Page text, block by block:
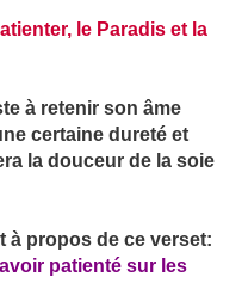
le Paradis et la
à retenir son âme
certaine dureté et
la douceur de la soie
à propos de ce verset:
patienté sur les